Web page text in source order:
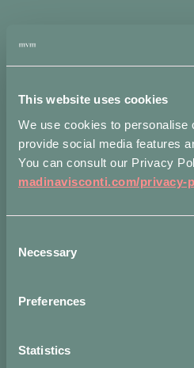
This website uses cookies
We use cookies to personalise
provide social media features
You can consult our Privacy
madinavisconti.com/privacy-
Selection
Necessary
Preferences
Statistics